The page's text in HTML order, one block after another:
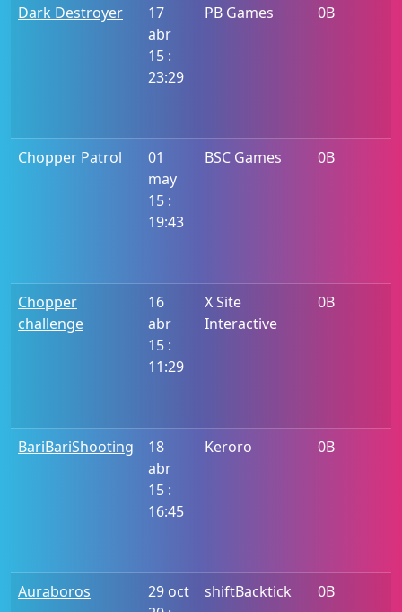
Dark Destroyer
17
abr
15 :
23:29
PB Games 0B
Chopper Patrol
01
may
15 :
19:43
BSC Games 0B
Chopper
challenge
16
abr
15 :
11:29
X Site
Interactive
0B
BariBariShooting
18
abr
15 :
16:45
Keroro 0B
Auraboros
29 oct
shiftBacktick 0B